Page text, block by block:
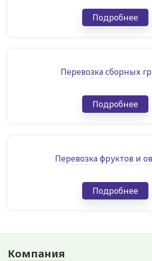
Подробнее
Перевозка сборных
Подробнее
Перевозка фруктов и
Подробнее
Компания